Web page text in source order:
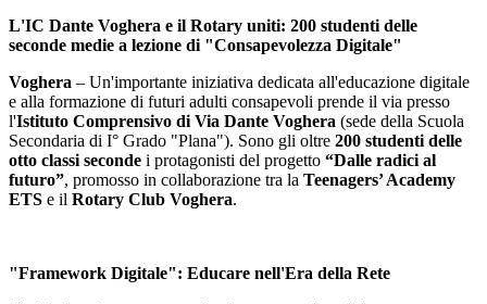
L'IC Dante Voghera e il Rotary uniti: 200 studenti delle
seconde medie a lezione di "Consapevolezza Digitale"
Voghera – Un'importante iniziativa dedicata all'educazione digitale
e alla formazione di futuri adulti consapevoli prende il via presso
l'Istituto Comprensivo di Via Dante Voghera (sede della Scuola
Secondaria di I° Grado "Plana"). Sono gli oltre 200 studenti delle
otto classi seconde i protagonisti del progetto “Dalle radici al
futuro”, promosso in collaborazione tra la Teenagers’ Academy
ETS e il Rotary Club Voghera.
"Framework Digitale": Educare nell'Era della Rete